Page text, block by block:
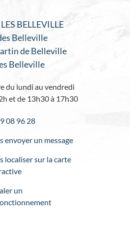
BELLEVILLE
Belleville
de Belleville
Belleville
du lundi au vendredi
et de 13h30 à 17h30
08 96 28
envoyer un message
localiser sur la carte
un